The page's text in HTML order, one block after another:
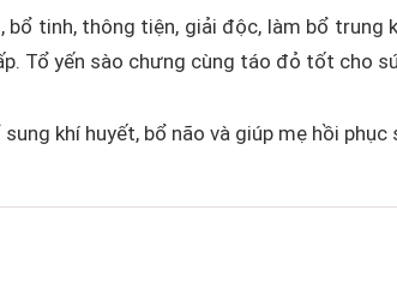
tinh, thông tiện, giải độc, làm bổ
Tổ yến sào chưng cùng táo đỏ tốt cho
khí huyết, bổ não và giúp mẹ hồi